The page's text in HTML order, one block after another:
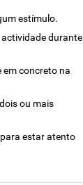
estímulo.
durante
em concreto na
ou mais
estar atento